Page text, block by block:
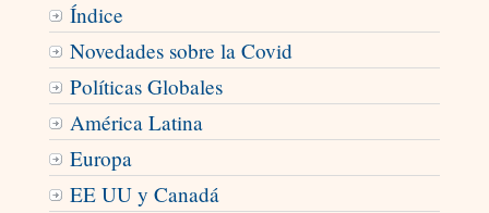
Índice
Novedades sobre la Covid
Políticas Globales
América Latina
Europa
EE UU y Canadá